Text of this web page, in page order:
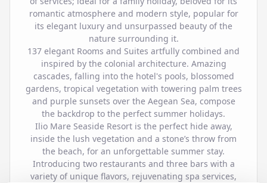
romantic atmosphere and modern style, popular for
its elegant luxury and unsurpassed beauty of the
nature surrounding it.
137 elegant Rooms and Suites artfully combined and
inspired by the colonial architecture. Amazing
cascades, falling into the hotel's pools, blossomed
gardens, tropical vegetation with towering palm trees
and purple sunsets over the Aegean Sea, compose
the backdrop to the perfect summer holidays.
Ilio Mare Seaside Resort is the perfect hide away,
inside the lush vegetation and a stone’s throw from
the beach, for an unforgettable summer stay.
Introducing two restaurants and three bars with a
variety of unique flavors, rejuvenating spa services,